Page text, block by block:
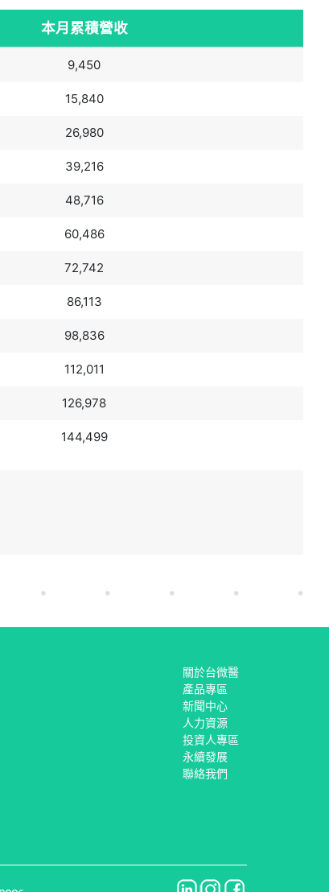
本月累積營收
9,450
15,840
26,980
39,216
48,716
60,486
72,742
86,113
98,836
112,011
126,978
144,499
關於台微醫
產品專區
新聞中心
人力資源
投資人專區
永續發展
聯絡我們